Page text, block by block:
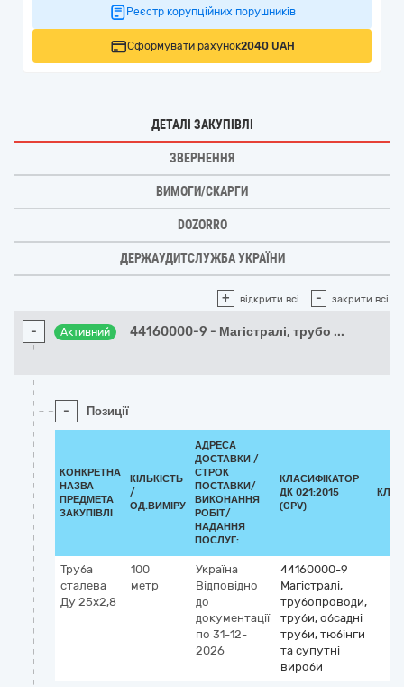
Реєстр корупційних порушників
Сформувати рахунок2040 UAH
ДЕТАЛІ ЗАКУПІВЛІ
ЗВЕРНЕННЯ
ВИМОГИ/СКАРГИ
DOZORRO
ДЕРЖАУДИТСЛУЖБА УКРАЇНИ
+ відкрити всі - закрити всі
- Активний 44160000-9 - Магістралі, трубо ...
- Позиції
КОНКРЕТНА
НАЗВА
ПРЕДМЕТА
ЗАКУПІВЛІ
КІЛЬКІСТЬ
/
ОД.ВИМІРУ
АДРЕСА
ДОСТАВКИ /
СТРОК
ПОСТАВКИ/
ВИКОНАННЯ
РОБІТ/
НАДАННЯ
ПОСЛУГ:
КЛАСИФІКАТОР
ДК 021:2015
(CPV)
Труба
сталева
Ду 25х2,8
100
метр
Україна
Відповідно
до
документації
по 31-12-
2026
44160000-9
Магістралі,
трубопроводи,
труби, обсадні
труби, тюбінги
та супутні
вироби